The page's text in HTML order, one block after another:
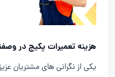
هزینه تعمیرات پکیج در
یکی از نگرانی های مشتریان